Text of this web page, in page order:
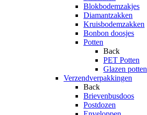
Blokbodemzakjes
Diamantzakken
Kruisbodemzakken
Bonbon doosjes
Potten
Back
PET Potten
Glazen potten
Verzendverpakkingen
Back
Brievenbusdoos
Postdozen